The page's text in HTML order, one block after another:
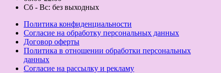
Сб - Вс: без выходных
Политика конфиденциальности
Согласие на обработку персональных данных
Договор оферты
Политика в отношении обработки персональных
данных
Согласие на рассылку и рекламу